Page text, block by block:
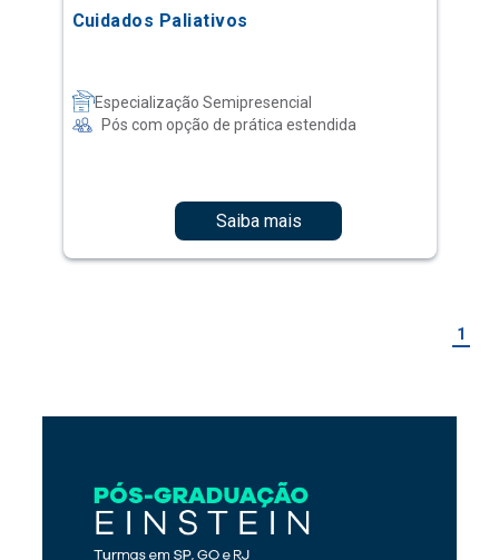
Cuidados Paliativos
Especialização Semipresencial
Pós com opção de prática estendida
Saiba mais
1